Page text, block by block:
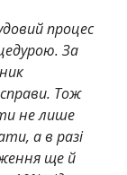
процес
За
Тож
не лише
а в разі
ще й